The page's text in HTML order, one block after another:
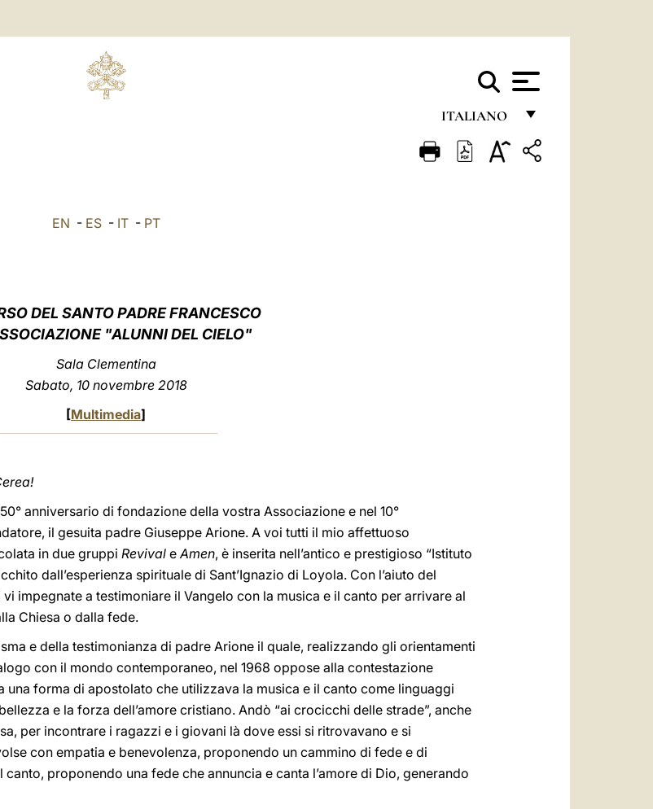
ITALIANO
FRANÇAIS
EN - ES- IT- PT
DEL SANTO PADRE FRANCESCO
"ALUNNI DEL CIELO"
Sala Clementina
Sabato, 10 novembre 2018
[Multimedia]
anniversario di fondazione della vostra Associazione e nel 10°
il gesuita padre Giuseppe Arione. A voi tutti il mio affettuoso
in due gruppi Revival eAmen, è inserita nell’antico e prestigioso “Istituto
dall’esperienza spirituale di Sant’Ignazio di Loyola. Con l’aiuto del
impegnate a testimoniare il Vangelo con la musica e il canto per arrivare al
Chiesa o dalla fede.
e della testimonianza di padre Arione il quale, realizzando gli orientamenti
con il mondo contemporaneo, nel 1968 oppose alla contestazione
una forma di apostolato che utilizzava la musica e il canto come linguaggi
e la forza dell’amore cristiano. Andò “ai crocicchi delle strade”, anche
per incontrare i ragazzi e i giovani là dove essi si ritrovavano e si
con empatia e benevolenza, proponendo un cammino di fede e di
proponendo una fede che annuncia e canta l’amore di Dio, generando